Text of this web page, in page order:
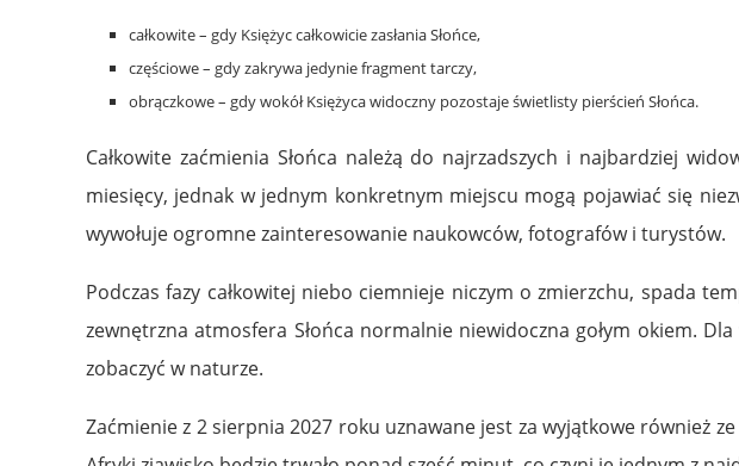
całkowite – gdy Księżyc całkowicie zasłania Słońce,
częściowe – gdy zakrywa jedynie fragment tarczy,
obrączkowe – gdy wokół Księżyca widoczny pozostaje świetlisty pierścień Słońca.
Całkowite zaćmienia Słońca należą do najrzadszych i najbardziej
miesięcy, jednak w jednym konkretnym miejscu mogą pojawiać się
wywołuje ogromne zainteresowanie naukowców, fotografów i turystów.
Podczas fazy całkowitej niebo ciemnieje niczym o zmierzchu, spada
zewnętrzna atmosfera Słońca normalnie niewidoczna gołym okiem.
zobaczyć w naturze.
Zaćmienie z 2 sierpnia 2027 roku uznawane jest za wyjątkowe również